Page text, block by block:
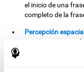
el inicio de una
completo de la
Percepción
imagen van en
adecuadamente